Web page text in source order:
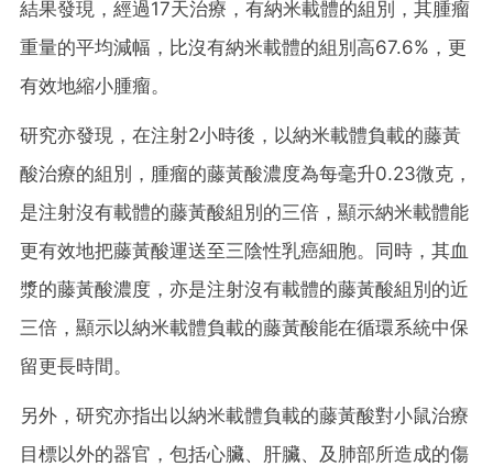
結果發現，經過17天治療，有納米載體的組別，其腫瘤
重量的平均減幅，比沒有納米載體的組別高67.6%，更
有效地縮小腫瘤。
研究亦發現，在注射2小時後，以納米載體負載的藤黃
酸治療的組別，腫瘤的藤黃酸濃度為每毫升0.23微克，
是注射沒有載體的藤黃酸組別的三倍，顯示納米載體能
更有效地把藤黃酸運送至三陰性乳癌細胞。同時，其血
漿的藤黃酸濃度，亦是注射沒有載體的藤黃酸組別的近
三倍，顯示以納米載體負載的藤黃酸能在循環系統中保
留更長時間。
另外，研究亦指出以納米載體負載的藤黃酸對小鼠治療
目標以外的器官，包括心臟、肝臟、及肺部所造成的傷